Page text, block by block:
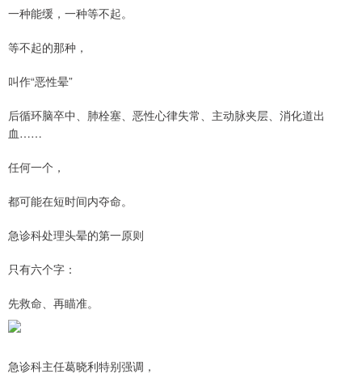
一种能缓，一种等不起。
等不起的那种，
叫作“恶性晕”
后循环脑卒中、肺栓塞、恶性心律失常、主动脉夹层、消化道出
血……
任何一个，
都可能在短时间内夺命。
急诊科处理头晕的第一原则
只有六个字：
先救命、再瞄准。
急诊科主任葛晓利特别强调，